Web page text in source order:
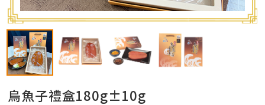
烏魚子禮盒180g±10g